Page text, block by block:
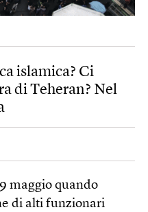
islamica? Ci
di Teheran? Nel
maggio quando
di alti funzionari